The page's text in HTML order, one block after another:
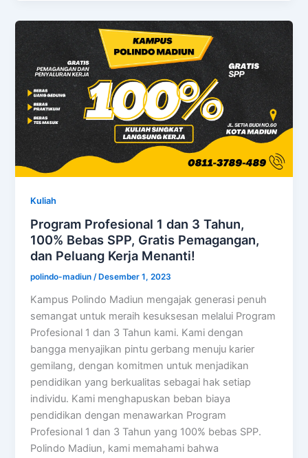
Kuliah
Program Profesional 1 dan 3 Tahun,
100% Bebas SPP, Gratis Pemagangan,
dan Peluang Kerja Menanti!
polindo-madiun/ Desember 1, 2023
Kampus Polindo Madiun mengajak generasi penuh
semangat untuk meraih kesuksesan melalui Program
Profesional 1 dan 3 Tahun kami. Kami dengan
bangga menyajikan pintu gerbang menuju karier
gemilang, dengan komitmen untuk menjadikan
pendidikan yang berkualitas sebagai hak setiap
individu. Kami menghapuskan beban biaya
pendidikan dengan menawarkan Program
Profesional 1 dan 3 Tahun yang 100% bebas SPP.
Polindo Madiun, kami memahami bahwa